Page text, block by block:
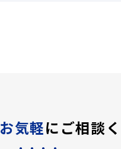
お気軽にご相談